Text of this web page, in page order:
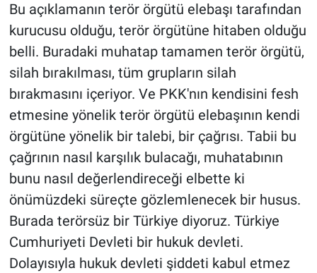
Bu açıklamanın terör örgütü elebaşı tarafından
kurucusu olduğu, terör örgütüne hitaben olduğu
belli. Buradaki muhatap tamamen terör örgütü,
silah bırakılması, tüm grupların silah
bırakmasını içeriyor. Ve PKK'nın kendisini fesh
etmesine yönelik terör örgütü elebaşının kendi
örgütüne yönelik bir talebi, bir çağrısı. Tabii bu
çağrının nasıl karşılık bulacağı, muhatabının
bunu nasıl değerlendireceği elbette ki
önümüzdeki süreçte gözlemlenecek bir husus.
Burada terörsüz bir Türkiye diyoruz. Türkiye
Cumhuriyeti Devleti bir hukuk devleti.
Dolayısıyla hukuk devleti şiddeti kabul etmez